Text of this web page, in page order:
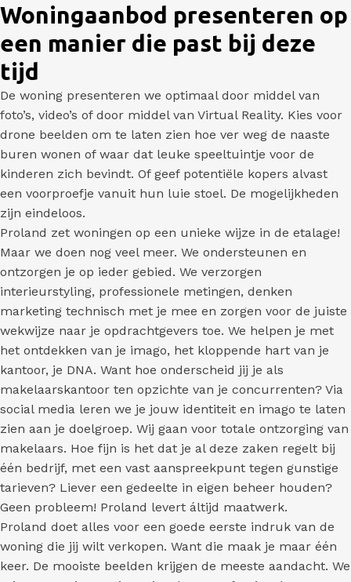
Woningaanbod presenteren op
een manier die past bij deze
tijd
De woning presenteren we optimaal door middel van
foto’s, video’s of door middel van Virtual Reality. Kies voor
drone beelden om te laten zien hoe ver weg de naaste
buren wonen of waar dat leuke speeltuintje voor de
kinderen zich bevindt. Of geef potentiële kopers alvast
een voorproefje vanuit hun luie stoel. De mogelijkheden
zijn eindeloos.
Proland zet woningen op een unieke wijze in de etalage!
Maar we doen nog veel meer. We ondersteunen en
ontzorgen je op ieder gebied. We verzorgen
interieurstyling, professionele metingen, denken
marketing technisch met je mee en zorgen voor de juiste
wekwijze naar je opdrachtgevers toe. We helpen je met
het ontdekken van je imago, het kloppende hart van je
kantoor, je DNA. Want hoe onderscheid jij je als
makelaarskantoor ten opzichte van je concurrenten? Via
social media leren we je jouw identiteit en imago te laten
zien aan je doelgroep. Wij gaan voor totale ontzorging van
makelaars. Hoe fijn is het dat je al deze zaken regelt bij
één bedrijf, met een vast aanspreekpunt tegen gunstige
tarieven? Liever een gedeelte in eigen beheer houden?
Geen probleem! Proland levert áltijd maatwerk.
Proland doet alles voor een goede eerste indruk van de
woning die jij wilt verkopen. Want die maak je maar één
keer. De mooiste beelden krijgen de meeste aandacht. We